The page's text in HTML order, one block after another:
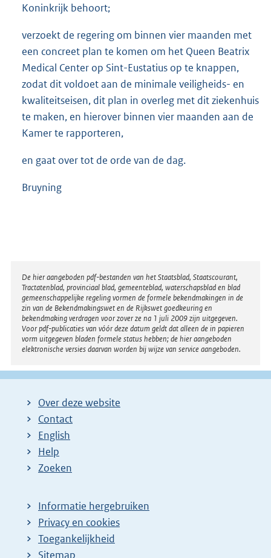
Koninkrijk behoort;
verzoekt de regering om binnen vier maanden met
een concreet plan te komen om het Queen Beatrix
Medical Center op Sint-Eustatius op te knappen,
zodat dit voldoet aan de minimale veiligheids- en
kwaliteitseisen, dit plan in overleg met dit ziekenhuis
te maken, en hierover binnen vier maanden aan de
Kamer te rapporteren,
en gaat over tot de orde van de dag.
Bruyning
Disclaimer
De hier aangeboden pdf-bestanden van het Staatsblad, Staatscourant,
Tractatenblad, provinciaal blad, gemeenteblad, waterschapsblad en blad
gemeenschappelijke regeling vormen de formele bekendmakingen in de
zin van de Bekendmakingswet en de Rijkswet goedkeuring en
bekendmaking verdragen voor zover ze na 1 juli 2009 zijn uitgegeven.
Voor pdf-publicaties van vóór deze datum geldt dat alleen de in papieren
vorm uitgegeven bladen formele status hebben; de hier aangeboden
elektronische versies daarvan worden bij wijze van service aangeboden.
Over deze website
Contact
English
Help
Zoeken
Informatie hergebruiken
Privacy en cookies
Toegankelijkheid
Sitemap